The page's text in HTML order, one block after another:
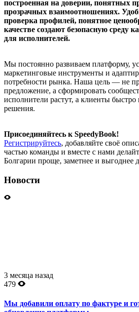
построенная на доверии, понятных
прозрачных взаимоотношениях.
проверка профилей, понятное
качестве создают безопасную среду
для исполнителей.
Мы постоянно развиваем платформу,
маркетинговые инструменты и
потребности рынка. Наша цель — не
предложение, а сформировать
исполнители растут, а клиенты
решения.
Присоединяйтесь к SpeedyBook!
Регистрируйтесь, добавляйте своё
частью команды и вместе с нами
Болгарии проще, заметнее и выгоднее
Новости
3 месяца назад
479
Мы добавили оплату по фактуре и